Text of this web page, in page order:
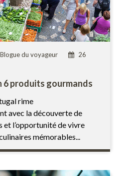
du voyageur
26
6 produits gourmands
rime
avec la découverte de
et l’opportunité de vivre
mémorables...